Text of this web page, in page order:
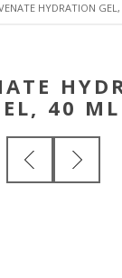
HYDRATION GEL,
40 ML